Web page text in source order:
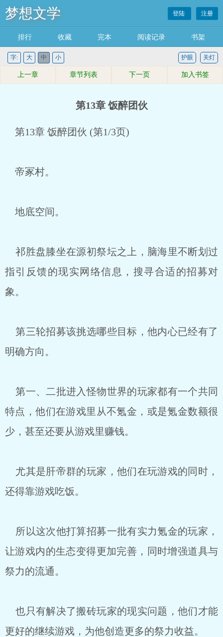
梦想文学 登陆 注册
排行 收藏 完本 阅读记录 书架
字: 大 中 小 关灯
护眼
上一章 章节列表 下一页 加入书签
第13章 饭醉团伙
第13章 饭醉团伙 (第1/3页)
帝冢村。
地底空间。
祁胜盘膝坐在源初祭坛之上，脑海里不断划过
指引反馈的现实网络信息，搜寻合适的招募对
象。
第三轮招募该挑选哪些目标，他内心已经有了
明确方向。
第一、二批进入怪物世界的玩家都有一个共同
特点，他们在游戏里从不氪金，或是氪金数额很
少，甚至还要从游戏里赚钱。
尤其是肝帝群的玩家，他们在玩游戏的同时，
还得靠游戏吃饭。
所以这次他打算招募一批有实力氪金的玩家，
让游戏内的生态变得更加完善，同时增强道具与
祭力的流通。
也只有解决了搬砖玩家的现实问题，他们才能
更好的继续游戏，为他创造更多的祭力收益。